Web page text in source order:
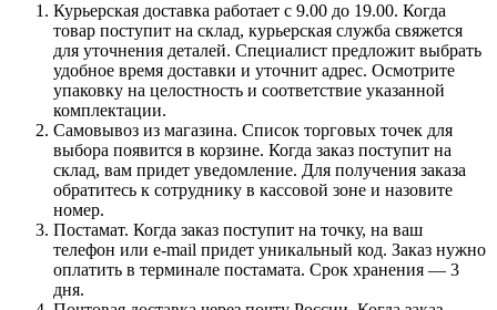
Курьерская доставка работает с 9.00 до 19.00. Когда
товар поступит на склад, курьерская служба свяжется
для уточнения деталей. Специалист предложит выбрать
удобное время доставки и уточнит адрес. Осмотрите
упаковку на целостность и соответствие указанной
комплектации.
Самовывоз из магазина. Список торговых точек для
выбора появится в корзине. Когда заказ поступит на
склад, вам придет уведомление. Для получения заказа
обратитесь к сотруднику в кассовой зоне и назовите
номер.
Постамат. Когда заказ поступит на точку, на ваш
телефон или e-mail придет уникальный код. Заказ нужно
оплатить в терминале постамата. Срок хранения — 3
дня.